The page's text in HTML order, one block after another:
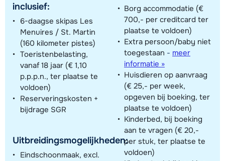
inclusief:
6-daagse skipas Les
Menuires / St. Martin
(160 kilometer pistes)
Toeristenbelasting,
vanaf 18 jaar (€ 1,10
p.p.p.n., ter plaatse te
voldoen)
Reserveringskosten +
bijdrage SGR
Uitbreidingsmogelijkheden:
Eindschoonmaak, excl.
Borg accommodatie (€
700,- per creditcard ter
plaatse te voldoen)
Extra persoon/baby niet
toegestaan - meer
informatie »
Huisdieren op aanvraag
(€ 25,- per week,
opgeven bij boeking, ter
plaatse te voldoen)
Kinderbed, bij boeking
aan te vragen (€ 20,-
per stuk, ter plaatse te
voldoen)